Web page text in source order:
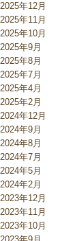
2025年12月
2025年11月
2025年10月
2025年9月
2025年8月
2025年7月
2025年4月
2025年2月
2024年12月
2024年9月
2024年8月
2024年7月
2024年5月
2024年2月
2023年12月
2023年11月
2023年10月